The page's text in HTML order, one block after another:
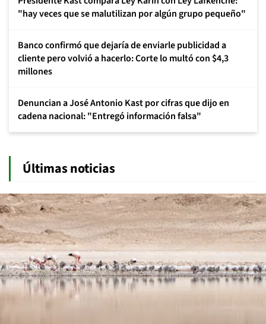
"hay veces que se malutilizan por algún grupo pequeño"
Banco confirmó que dejaría de enviarle publicidad a
cliente pero volvió a hacerlo: Corte lo multó con $4,3
millones
Denuncian a José Antonio Kast por cifras que dijo en
cadena nacional: "Entregó información falsa"
Últimas noticias